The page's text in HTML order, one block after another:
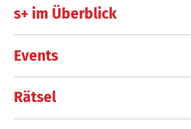
s+ im Überblick
Events
Rätsel